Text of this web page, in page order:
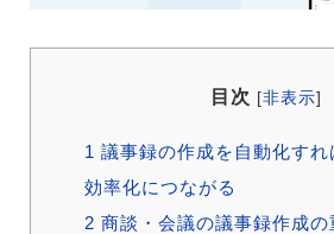
目次 [非表示]
1 議事録の作成を自動化す
効率化につながる
2 商談・会議の議事録作成の